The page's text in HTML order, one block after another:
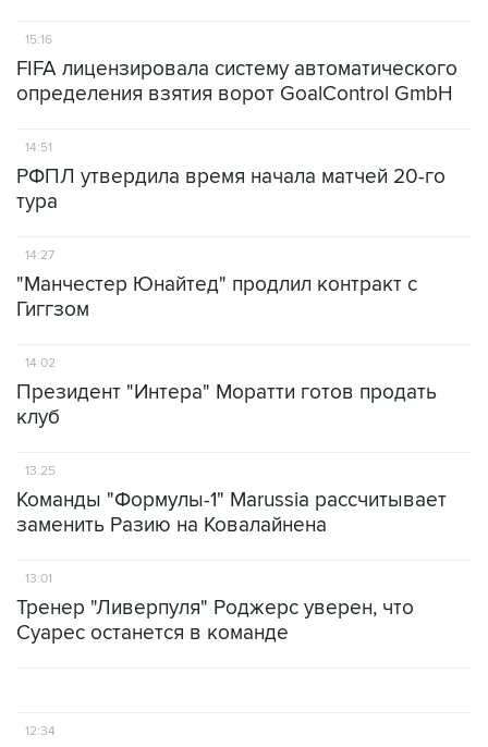
15:16
FIFA лицензировала систему автоматического
определения взятия ворот GoalControl GmbH
14:51
РФПЛ утвердила время начала матчей 20-го
тура
14:27
"Манчестер Юнайтед" продлил контракт с
Гиггзом
14:02
Президент "Интера" Моратти готов продать
клуб
13:25
Команды "Формулы-1" Marussia рассчитывает
заменить Разию на Ковалайнена
13:01
Тренер "Ливерпуля" Роджерс уверен, что
Суарес останется в команде
12:34